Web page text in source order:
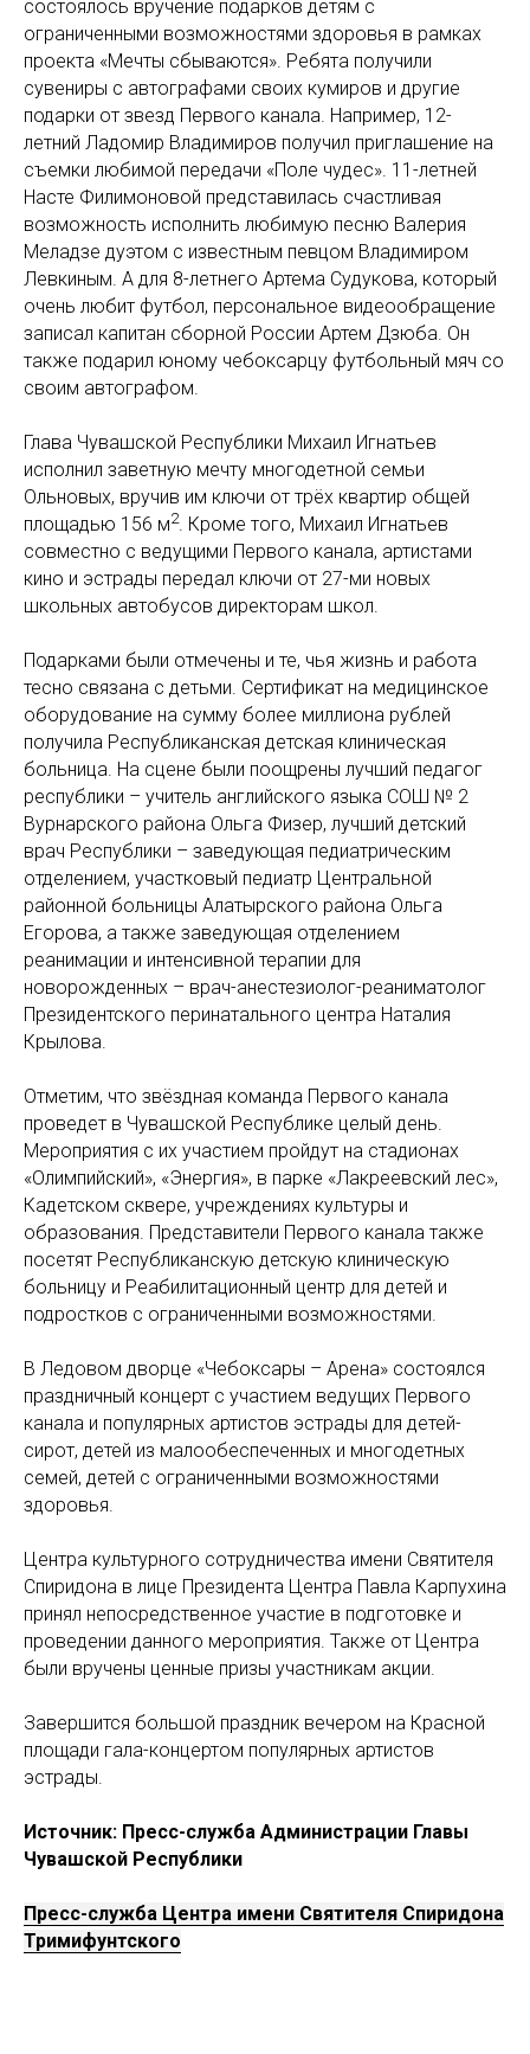
состоялось вручение подарков детям с
ограниченными возможностями здоровья в рамках
проекта «Мечты сбываются». Ребята получили
сувениры с автографами своих кумиров и другие
подарки от звезд Первого канала. Например, 12-
летний Ладомир Владимиров получил приглашение на
съемки любимой передачи «Поле чудес». 11-летней
Насте Филимоновой представилась счастливая
возможность исполнить любимую песню Валерия
Меладзе дуэтом с известным певцом Владимиром
Левкиным. А для 8-летнего Артема Судукова, который
очень любит футбол, персональное видеообращение
записал капитан сборной России Артем Дзюба. Он
также подарил юному чебоксарцу футбольный мяч со
своим автографом.
Глава Чувашской Республики Михаил Игнатьев
исполнил заветную мечту многодетной семьи
Ольновых, вручив им ключи от трёх квартир общей
площадью 156 м2. Кроме того, Михаил Игнатьев
совместно с ведущими Первого канала, артистами
кино и эстрады передал ключи от 27-ми новых
школьных автобусов директорам школ.
Подарками были отмечены и те, чья жизнь и работа
тесно связана с детьми. Сертификат на медицинское
оборудование на сумму более миллиона рублей
получила Республиканская детская клиническая
больница. На сцене были поощрены лучший педагог
республики – учитель английского языка СОШ № 2
Вурнарского района Ольга Физер, лучший детский
врач Республики – заведующая педиатрическим
отделением, участковый педиатр Центральной
районной больницы Алатырского района Ольга
Егорова, а также заведующая отделением
реанимации и интенсивной терапии для
новорожденных – врач-анестезиолог-реаниматолог
Президентского перинатального центра Наталия
Крылова.
Отметим, что звёздная команда Первого канала
проведет в Чувашской Республике целый день.
Мероприятия с их участием пройдут на стадионах
«Олимпийский», «Энергия», в парке «Лакреевский лес»,
Кадетском сквере, учреждениях культуры и
образования. Представители Первого канала также
посетят Республиканскую детскую клиническую
больницу и Реабилитационный центр для детей и
подростков с ограниченными возможностями.
В Ледовом дворце «Чебоксары – Арена» состоялся
праздничный концерт с участием ведущих Первого
канала и популярных артистов эстрады для детей-
сирот, детей из малообеспеченных и многодетных
семей, детей с ограниченными возможностями
здоровья.
Центра культурного сотрудничества имени Святителя
Спиридона в лице Президента Центра Павла Карпухина
принял непосредственное участие в подготовке и
проведении данного мероприятия. Также от Центра
были вручены ценные призы участникам акции.
Завершится большой праздник вечером на Красной
площади гала-концертом популярных артистов
эстрады.
Источник: Пресс-служба Администрации Главы
Чувашской Республики
Пресс-служба Центра имени Святителя Спиридона
Тримифунтского